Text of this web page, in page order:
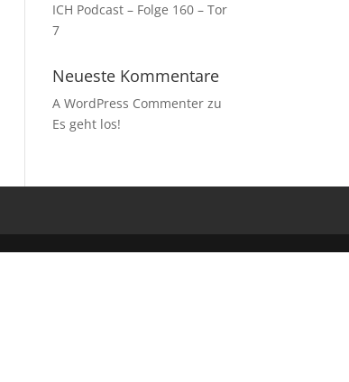
ICH Podcast – Folge 160 – Tor
7
Neueste Kommentare
A WordPress Commenter zu
Es geht los!